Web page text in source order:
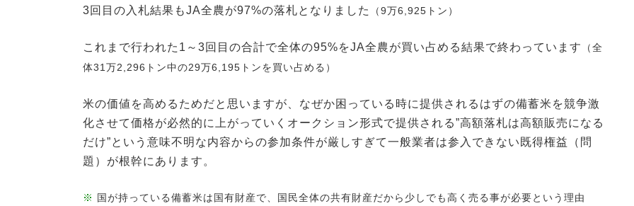
3回目の入札結果もJA全農が97%の落札となりました （9万6,925トン）
これまで行われた1～3回目の合計で全体の95%をJA全農が買い占める結果で終わっています
（全
体31万2,296トン中の29万6,195トンを買い占める）
米の価値を高めるためだと思いますが、なぜか困っている時に提供されるはずの備蓄米を競争激
化させて価格が必然的に上がっていくオークション形式で提供される”高額落札は高額販売になる
だけ”という意味不明な内容からの参加条件が厳しすぎて一般業者は参入できない既得権益（問
題）が根幹にあります。
※ 国が持っている備蓄米は国有財産で、国民全体の共有財産だから少しでも高く売る事が必要という理由